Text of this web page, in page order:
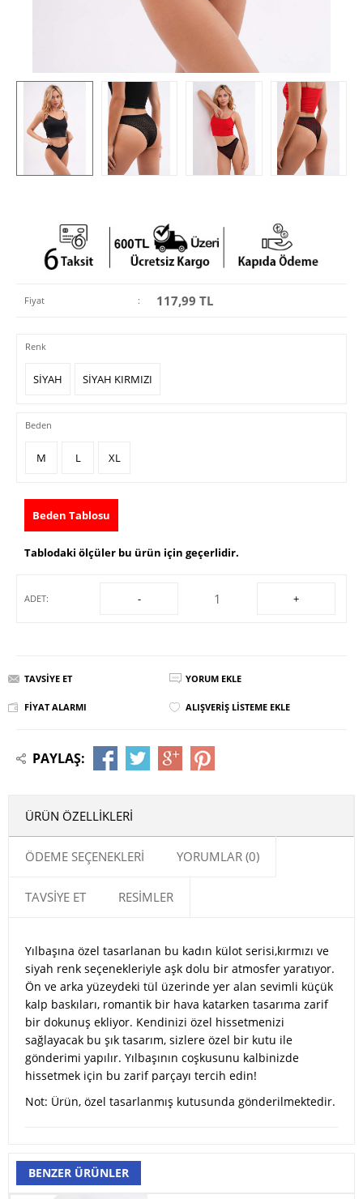
Fiyat : 117,99 TL
Renk
SİYAH SİYAH KIRMIZI
Beden
M L XL
Beden Tablosu
Tablodaki ölçüler bu ürün için geçerlidir.
ADET: - +
TAVSIYE ET YORUM EKLE
FIYAT ALARMI ALIŞVERIŞ LISTEME EKLE
PAYLAŞ:
ÜRÜN ÖZELLIKLERI
ÖDEME SEÇENEKLERI YORUMLAR (0)
TAVSIYE ET RESIMLER
Yılbaşına özel tasarlanan bu kadın külot serisi,kırmızı ve
siyah renk seçenekleriyle aşk dolu bir atmosfer yaratıyor.
Ön ve arka yüzeydeki tül üzerinde yer alan sevimli küçük
kalp baskıları, romantik bir hava katarken tasarıma zarif
bir dokunuş ekliyor. Kendinizi özel hissetmenizi
sağlayacak bu şık tasarım, sizlere özel bir kutu ile
gönderimi yapılır. Yılbaşının coşkusunu kalbinizde
hissetmek için bu zarif parçayı tercih edin!
Not: Ürün, özel tasarlanmış kutusunda gönderilmektedir.
BENZER ÜRÜNLER